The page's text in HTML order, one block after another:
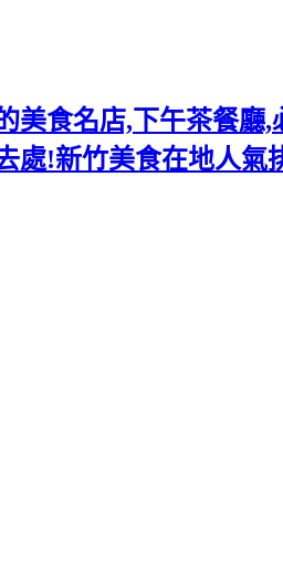
美食名店,下午茶餐
處!新竹美食在地人